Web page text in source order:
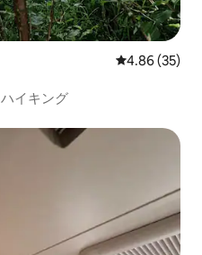
レビュー35
4.86 (35)
ハイキング